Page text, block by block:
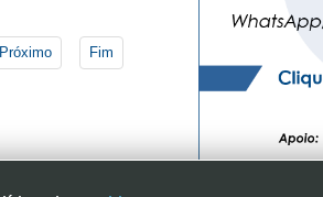
Próximo Fim